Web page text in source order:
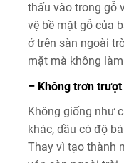
thấu vào trong gỗ
vệ bề mặt gỗ của
ở trên sàn ngoài
mặt mà không
– Không trơn trượt
Không giống như
khác, dầu có độ
Thay vì tạo thành